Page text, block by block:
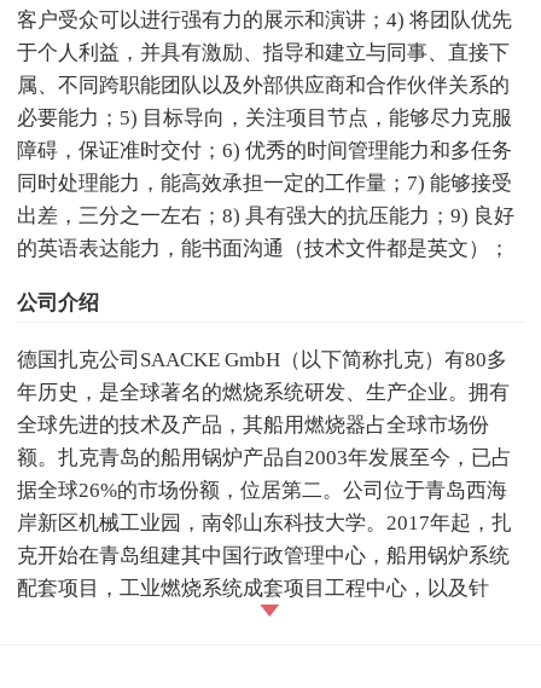
客户受众可以进行强有力的展示和演讲；4) 将团队优先
于个人利益，并具有激励、指导和建立与同事、直接下
属、不同跨职能团队以及外部供应商和合作伙伴关系的
必要能力；5) 目标导向，关注项目节点，能够尽力克服
障碍，保证准时交付；6) 优秀的时间管理能力和多任务
同时处理能力，能高效承担一定的工作量；7) 能够接受
出差，三分之一左右；8) 具有强大的抗压能力；9) 良好
的英语表达能力，能书面沟通（技术文件都是英文）；
公司介绍
德国扎克公司SAACKE GmbH（以下简称扎克）有80多
年历史，是全球著名的燃烧系统研发、生产企业。拥有
全球先进的技术及产品，其船用燃烧器占全球市场份
额。扎克青岛的船用锅炉产品自2003年发展至今，已占
据全球26%的市场份额，位居第二。公司位于青岛西海
岸新区机械工业园，南邻山东科技大学。2017年起，扎
克开始在青岛组建其中国行政管理中心，船用锅炉系统
配套项目，工业燃烧系统成套项目工程中心，以及针